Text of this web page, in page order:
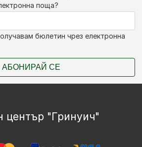
поща?
бюлетин чрез електронна
АБОНИРАЙ СЕ
център "Гринуич"